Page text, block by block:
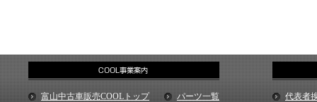
富山中古車販売COOLトップ
パーツ一覧
代表者